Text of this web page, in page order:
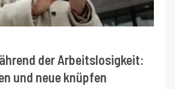
der Arbeitslosigkeit:
und neue knüpfen